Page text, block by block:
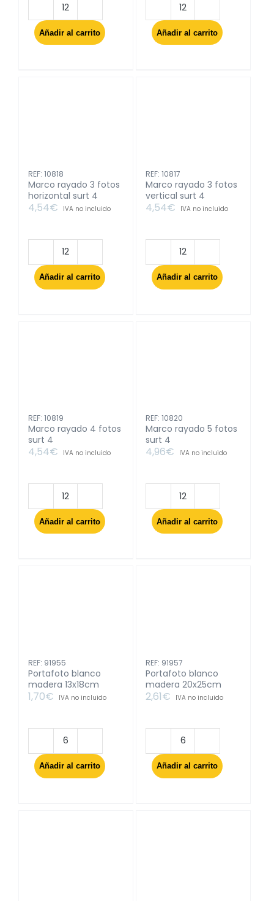
Marco
metal
plata
Añadir al carrito
Marco
metal
plata
Añadir al carrito
REF: 10818
Marco rayado 3 fotos
horizontal surt 4
4,54€ IVA no incluido
Marco
rayado
3
Añadir al carrito
REF: 10817
Marco rayado 3 fotos
vertical surt 4
4,54€ IVA no incluido
Marco
rayado
3
Añadir al carrito
REF: 10819
Marco rayado 4 fotos
surt 4
4,54€ IVA no incluido
Marco
rayado
4
Añadir al carrito
REF: 10820
Marco rayado 5 fotos
surt 4
4,96€ IVA no incluido
Marco
rayado
5
Añadir al carrito
REF: 91955
Portafoto blanco
madera 13x18cm
1,70€ IVA no incluido
Portafoto
blanco
madera
Añadir al carrito
REF: 91957
Portafoto blanco
madera 20x25cm
2,61€ IVA no incluido
Portafoto
blanco
madera
Añadir al carrito